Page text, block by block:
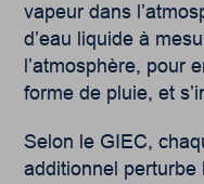
vapeur dans
d’eau liquide à
l’atmosphère, pour
forme de pluie, et
Selon le GIEC,
additionnel perturbe